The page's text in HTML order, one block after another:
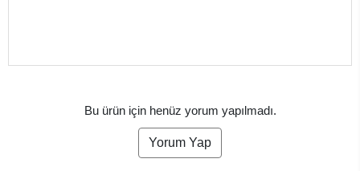
Bu ürün için henüz yorum yapılmadı.
Yorum Yap